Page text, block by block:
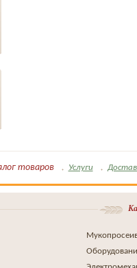
товаров Услуги